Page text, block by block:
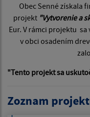
Obec Senné získala
projekt "Vytvorenie a
Eur. V rámci projektu sa
v obci osadením
"Tento projekt sa
Zoznam